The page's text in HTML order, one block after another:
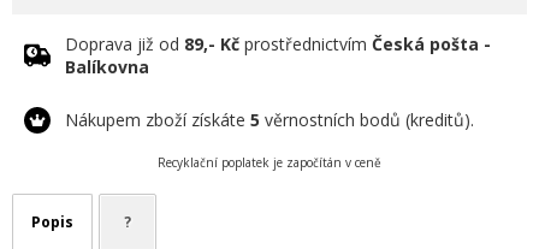
Doprava již od 89,- Kč prostřednictvím Česká pošta -
Balíkovna
Nákupem zboží získáte 5 věrnostních bodů (kreditů).
Recyklační poplatek je započítán v ceně
Popis ?